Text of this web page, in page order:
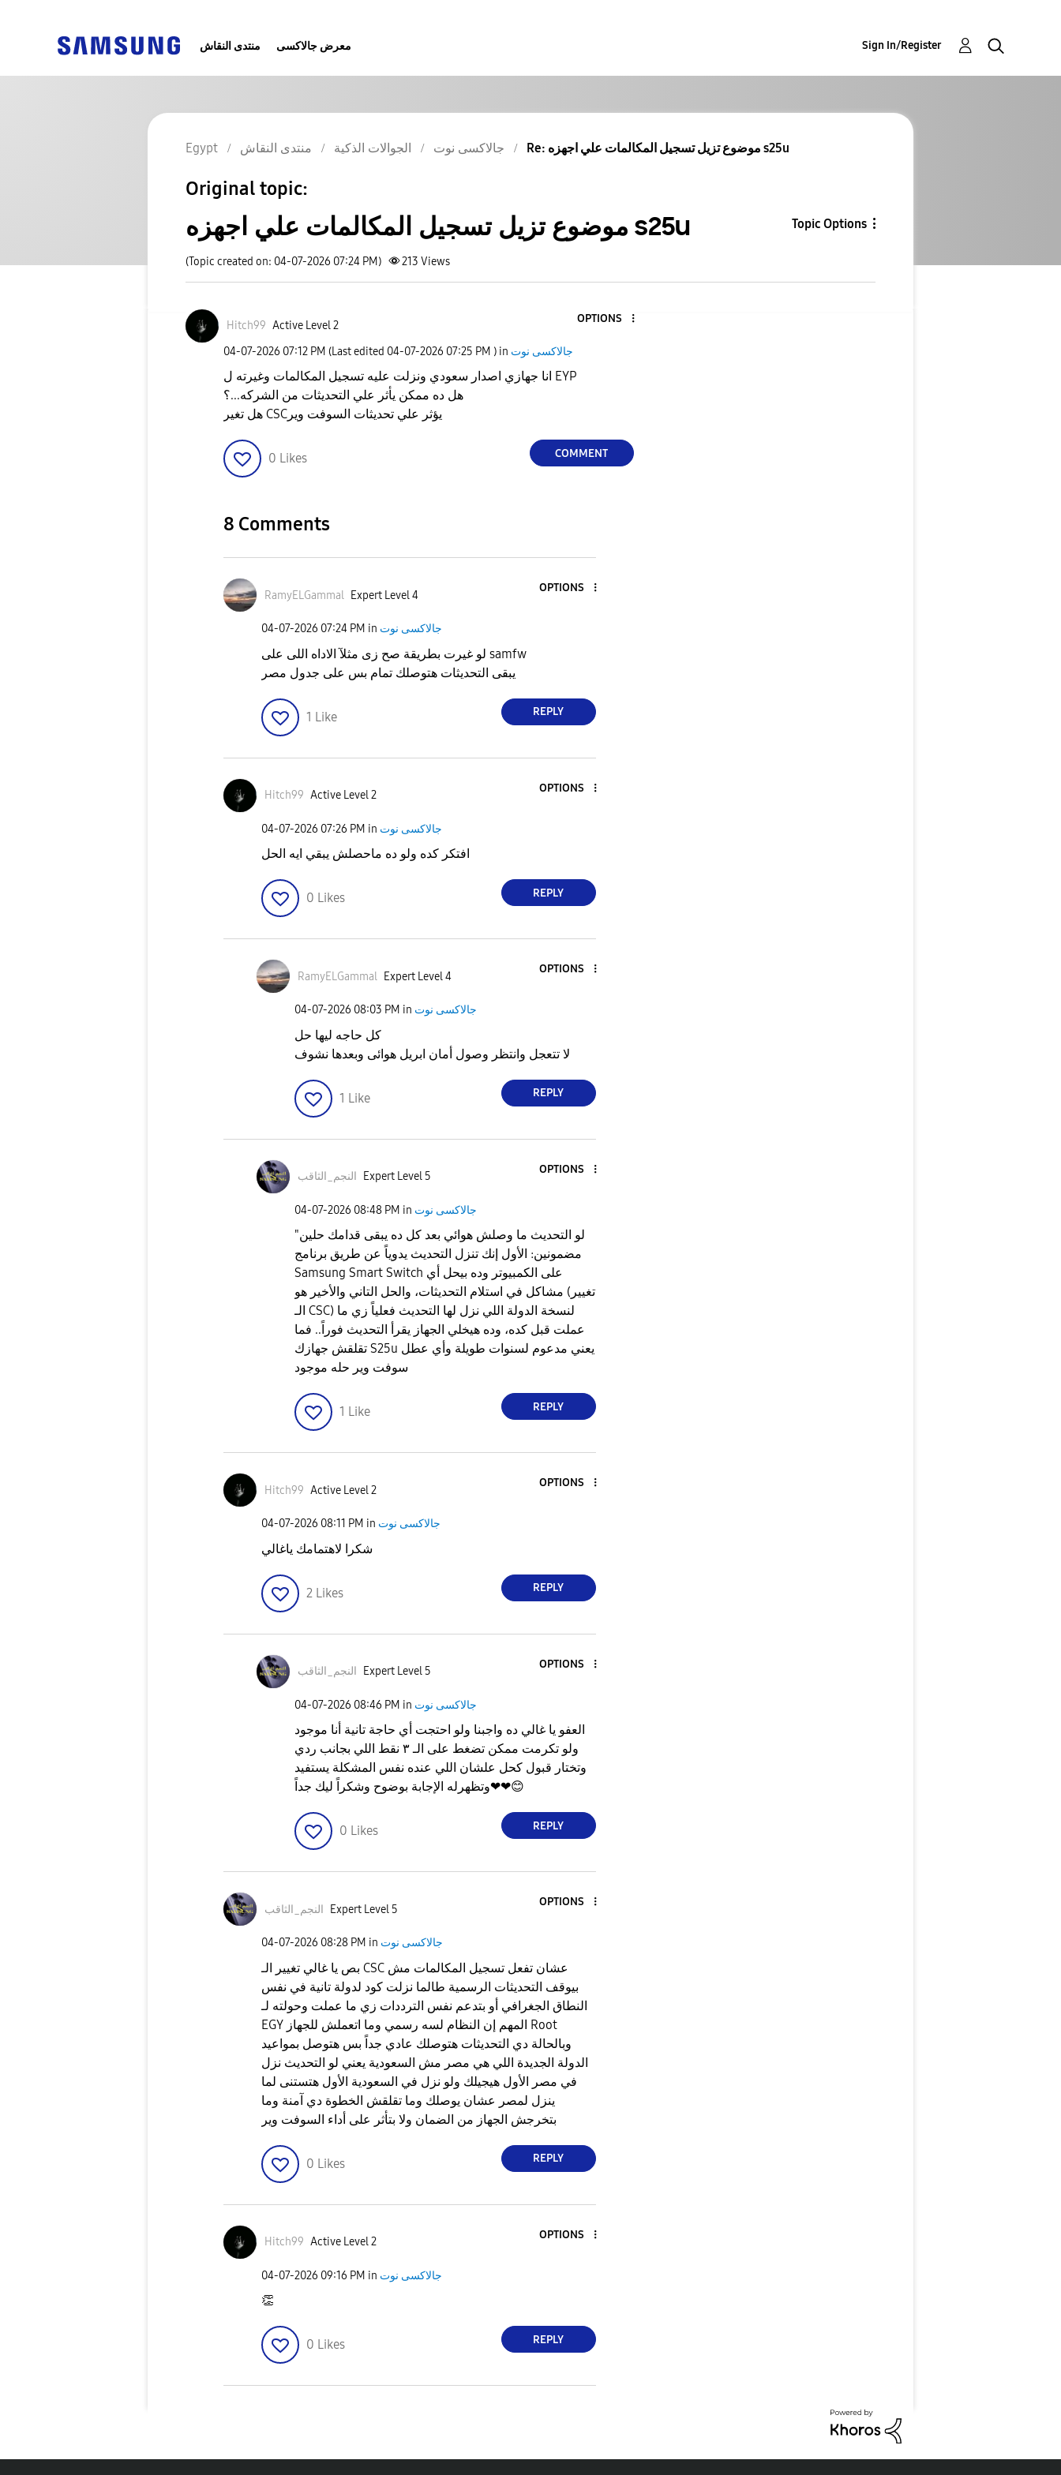
منتدى النقاش معرض جالاكسى Sign In/Register
Egypt منتدى النقاش الجوالات الذكية جالاكسى نوت Re: موضوع تزيل تسجيل المكالمات علي اجهزه s25u
Original topic:
موضوع تزيل تسجيل المكالمات علي اجهزه s25u Topic Options
(Topic created on: 04-07-2026 07:24 PM) 213 Views
Hitch99 Active Level 2
OPTIONS
‎04-07-2026 07:12 PM (Last edited ‎04-07-2026 07:25 PM ) in جالاكسى نوت
انا جهازي اصدار سعودي ونزلت عليه تسجيل المكالمات وغيرته ل EYP
هل ده ممكن يأثر علي التحديثات من الشركه...؟
هل تغير CSCيؤثر علي تحديثات السوفت وير
0 Likes COMMENT
8 Comments
RamyELGammal Expert Level 4
OPTIONS
‎04-07-2026 07:24 PM in جالاكسى نوت
لو غيرت بطريقة صح زى مثلآ الاداه اللى على samfw
يبقى التحديثات هتوصلك تمام بس على جدول مصر
1 Like REPLY
Hitch99 Active Level 2
OPTIONS
‎04-07-2026 07:26 PM in جالاكسى نوت
افتكر كده ولو ده ماحصلش يبقي ايه الحل
0 Likes REPLY
RamyELGammal Expert Level 4
OPTIONS
‎04-07-2026 08:03 PM in جالاكسى نوت
كل حاجه ليها حل
لا تتعجل وانتظر وصول أمان ابريل هوائى وبعدها نشوف
1 Like REPLY
النجم_الثاقب Expert Level 5
OPTIONS
‎04-07-2026 08:48 PM in جالاكسى نوت
"لو التحديث ما وصلش هوائي بعد كل ده يبقى قدامك حلين
مضمونين: الأول إنك تنزل التحديث يدوياً عن طريق برنامج
Samsung Smart Switch على الكمبيوتر وده بيحل أي
مشاكل في استلام التحديثات، والحل التاني والأخير هو (تغيير
الـ CSC) لنسخة الدولة اللي نزل لها التحديث فعلياً زي ما
عملت قبل كده، وده هيخلي الجهاز يقرأ التحديث فوراً.. فما
تقلقش جهازك S25u يعني مدعوم لسنوات طويلة وأي عطل
سوفت وير حله موجود
1 Like REPLY
Hitch99 Active Level 2
OPTIONS
‎04-07-2026 08:11 PM in جالاكسى نوت
شكرا لاهتمامك ياغالي
2 Likes REPLY
النجم_الثاقب Expert Level 5
OPTIONS
‎04-07-2026 08:46 PM in جالاكسى نوت
العفو يا غالي ده واجبنا ولو احتجت أي حاجة تانية أنا موجود
ولو تكرمت ممكن تضغط على الـ ٣ نقط اللي بجانب ردي
وتختار قبول كحل علشان اللي عنده نفس المشكلة يستفيد
وتظهرله الإجابة بوضوح وشكراً ليك جداً❤❤😊
0 Likes REPLY
النجم_الثاقب Expert Level 5
OPTIONS
‎04-07-2026 08:28 PM in جالاكسى نوت
بص يا غالي تغيير الـ CSC عشان تفعل تسجيل المكالمات مش
بيوقف التحديثات الرسمية طالما نزلت كود لدولة تانية في نفس
النطاق الجغرافي أو بتدعم نفس الترددات زي ما عملت وحولته لـ
EGY المهم إن النظام لسه رسمي وما اتعملش للجهاز Root
وبالحالة دي التحديثات هتوصلك عادي جداً بس هتوصل بمواعيد
الدولة الجديدة اللي هي مصر مش السعودية يعني لو التحديث نزل
في مصر الأول هيجيلك ولو نزل في السعودية الأول هتستنى لما
ينزل لمصر عشان يوصلك وما تقلقش الخطوة دي آمنة وما
بتخرجش الجهاز من الضمان ولا بتأثر على أداء السوفت وير
0 Likes REPLY
Hitch99 Active Level 2
OPTIONS
‎04-07-2026 09:16 PM in جالاكسى نوت
👏
0 Likes REPLY